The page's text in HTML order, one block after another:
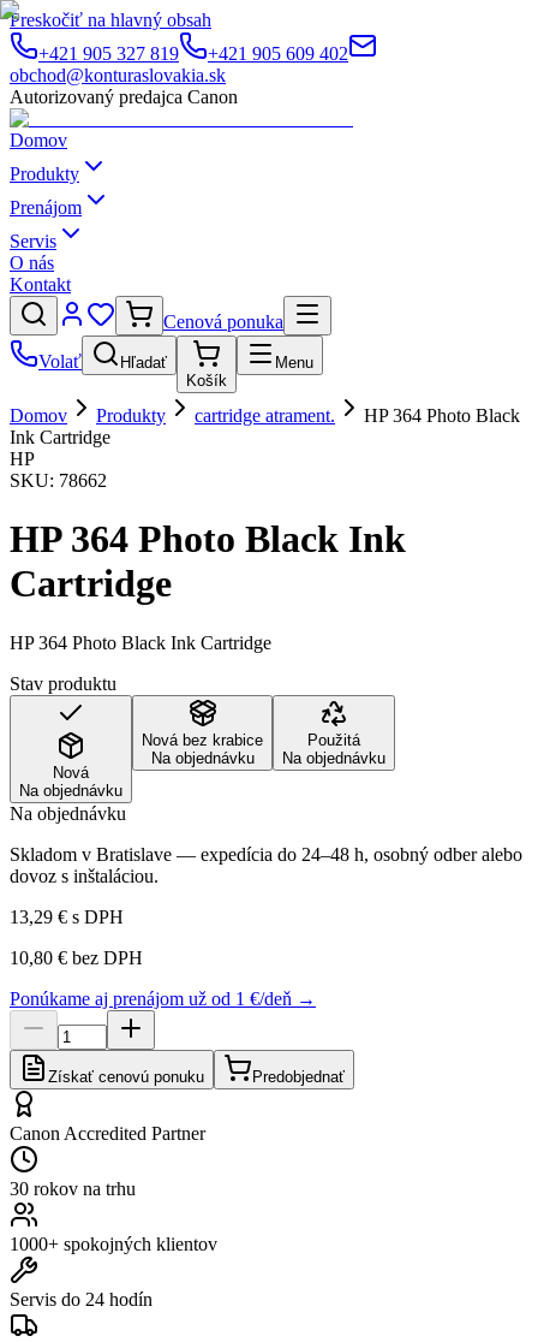
Preskočiť na hlavný obsah
+421 905 327 819
+421 905 609 402
obchod@konturaslovakia.sk
Autorizovaný predajca Canon
Domov
Produkty
Prenájom
Servis
O nás
Kontakt
Cenová ponuka
Volať
Hľadať
Košík
Menu
Domov Produkty cartridge atrament.
HP 364 Photo Black
Ink Cartridge
HP
SKU: 78662
HP 364 Photo Black Ink
Cartridge
HP 364 Photo Black Ink Cartridge
Stav produktu
Nová
Na objednávku
Nová bez krabice
Na objednávku
Použitá
Na objednávku
Na objednávku
Skladom v Bratislave — expedícia do 24–48 h, osobný odber alebo
dovoz s inštaláciou.
13,29 € s DPH
10,80 € bez DPH
Ponúkame aj prenájom už od 1 €/deň →
Získať cenovú ponuku Predobjednať
Canon Accredited Partner
30 rokov na trhu
1000+ spokojných klientov
Servis do 24 hodín